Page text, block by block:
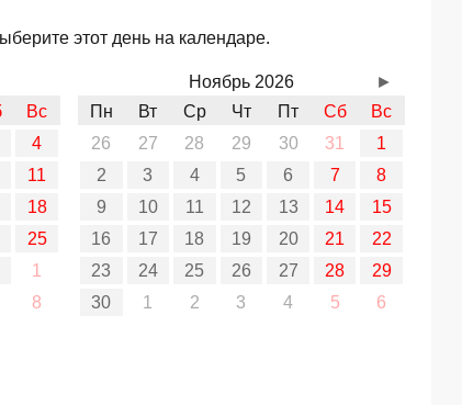
этот день на календаре.
Вс
4
11
18
25
1
8
Ноябрь 2026
Пн
Вт Ср Чт Пт Сб
Вс
26
27 28 29 30 31
1
2
3 4 5 6 7
8
9
10 11 12 13 14
15
16
17 18 19 20 21
22
23
24 25 26 27 28
29
30
1 2 3 4 5 6
►